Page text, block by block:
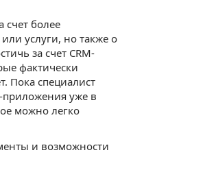
более
услуги, но также о
за счет CRM-
фактически
Пока специалист
приложения уже в
можно легко
и возможности